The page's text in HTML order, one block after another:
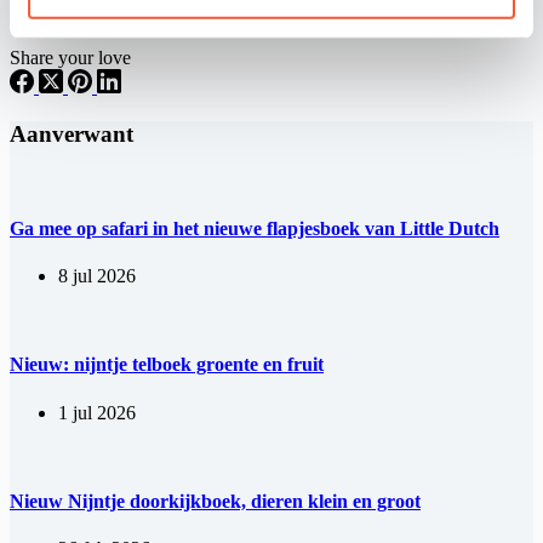
Share your love
Aanverwant
Ga mee op safari in het nieuwe flapjesboek van Little Dutch
8 jul 2026
Nieuw: nijntje telboek groente en fruit
1 jul 2026
Nieuw Nijntje doorkijkboek, dieren klein en groot